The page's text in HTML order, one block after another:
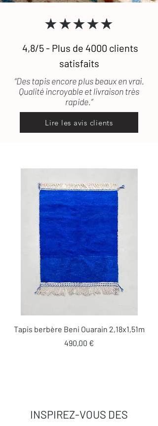
★★★★★
4,8/5 - Plus de 4000 clients
satisfaits
“Des tapis encore plus beaux en vrai.
Qualité incroyable et livraison très
rapide.”
Lire les avis clients
Tapis berbère Beni Ouarain 2,18x1,51m
Prix
490,00 €
INSPIREZ-VOUS DES